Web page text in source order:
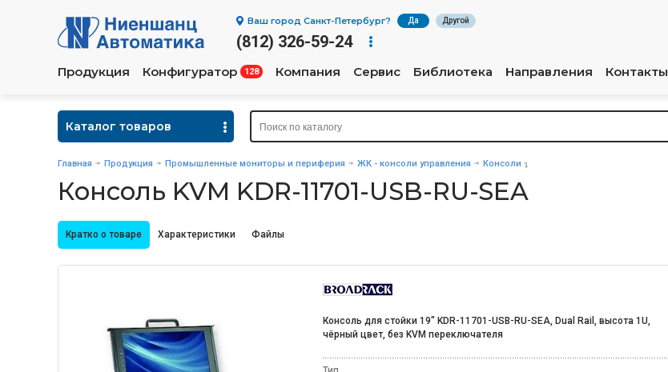
Ваш город Санкт-Петербург? Да Другой
(812) 326-59-24
Продукция Конфигуратор 128 Компания Сервис Библиотека Направления Контакты
Каталог товаров
Главная Продукция Промышленные мониторы и периферия ЖК - консоли управления Консоли
Консоль KVM KDR-11701-USB-RU-SEA
Кратко о товаре Характеристики Файлы
Консоль для стойки 19" KDR-11701-USB-RU-SEA, Dual Rail, высота 1U,
чёрный цвет, без KVM переключателя